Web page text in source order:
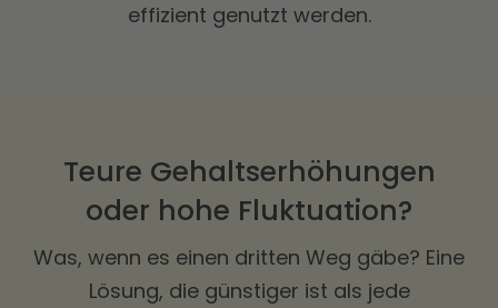
effizient genutzt werden.
Teure Gehaltserhöhungen
oder hohe Fluktuation?
Was, wenn es einen dritten Weg gäbe? Eine
Lösung, die günstiger ist als jede